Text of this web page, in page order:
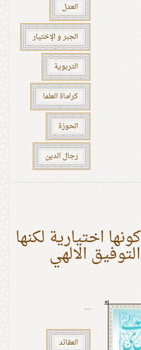
العدل
الجبر و الإختيار
التربوية
كراماة العلما
الحوزة
رجال الدين
اختيارية لكنها
الالهي
...
العقائد